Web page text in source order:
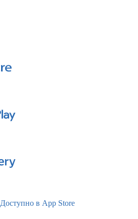
Доступно в App Store